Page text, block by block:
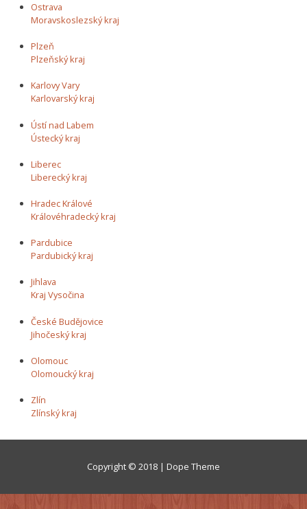
Ostrava
Moravskoslezský kraj
Plzeň
Plzeňský kraj
Karlovy Vary
Karlovarský kraj
Ústí nad Labem
Ústecký kraj
Liberec
Liberecký kraj
Hradec Králové
Královéhradecký kraj
Pardubice
Pardubický kraj
Jihlava
Kraj Vysočina
České Budějovice
Jihočeský kraj
Olomouc
Olomoucký kraj
Zlín
Zlínský kraj
Copyright © 2018 | Dope Theme